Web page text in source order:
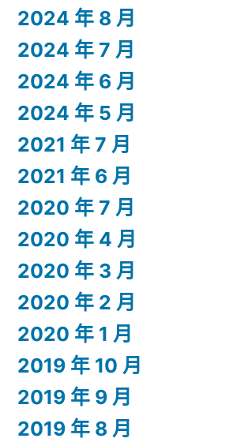
2024 年 8 月
2024 年 7 月
2024 年 6 月
2024 年 5 月
2021 年 7 月
2021 年 6 月
2020 年 7 月
2020 年 4 月
2020 年 3 月
2020 年 2 月
2020 年 1 月
2019 年 10 月
2019 年 9 月
2019 年 8 月